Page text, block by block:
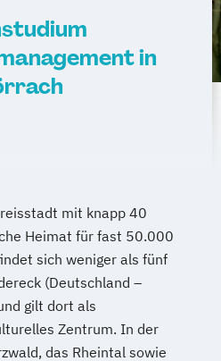
in
mit knapp 40
Heimat für fast 50.000
sich weniger als fünf
(Deutschland –
gilt dort als
Zentrum. In der
das Rheintal sowie